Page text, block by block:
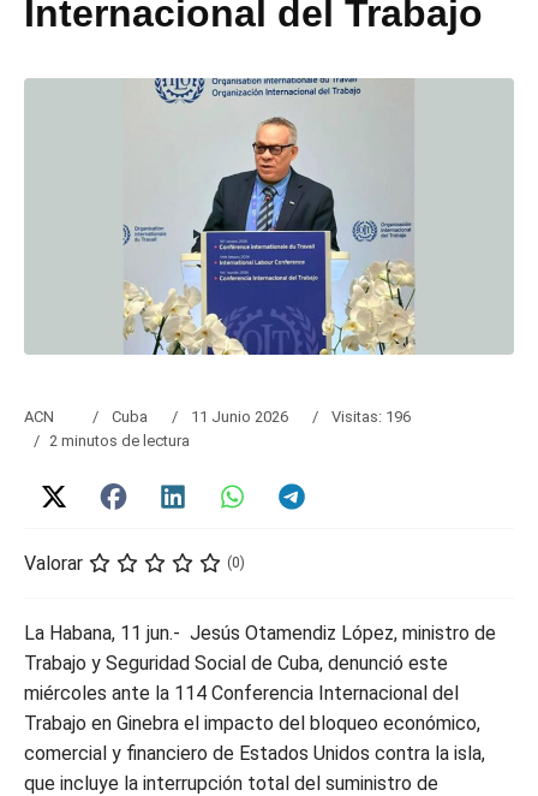
Internacional del Trabajo
ACN Cuba 11 Junio 2026
Visitas: 196
2 minutos de lectura
Valorar (0)
La Habana, 11 jun.- Jesús Otamendiz López, ministro de
Trabajo y Seguridad Social de Cuba, denunció este
miércoles ante la 114 Conferencia Internacional del
Trabajo en Ginebra el impacto del bloqueo económico,
comercial y financiero de Estados Unidos contra la isla,
que incluye la interrupción total del suministro de